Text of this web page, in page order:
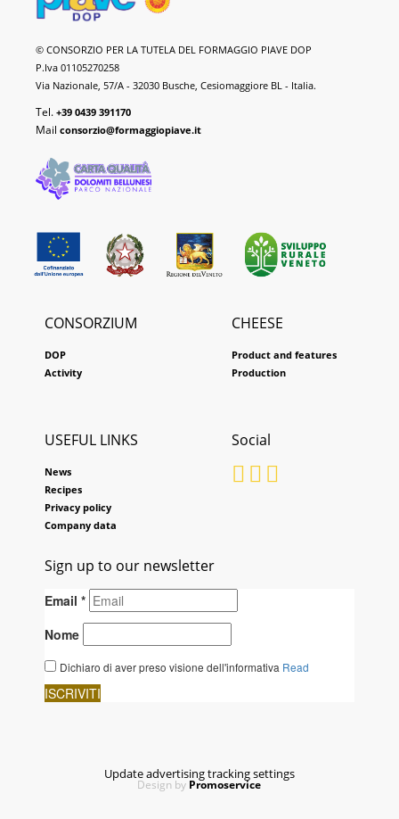
Piave
DOP
Cheese
© CONSORZIO PER LA TUTELA DEL FORMAGGIO PIAVE DOP
P.Iva 01105270258
Via Nazionale, 57/A - 32030 Busche, Cesiomaggiore BL - Italia.
Tel. +39 0439 391170
Mail consorzio@formaggiopiave.it
CONSORZIUM
DOP
Activity
CHEESE
Product and features
Production
Social
USEFUL LINKS
News
Recipes
Privacy policy
Company data
Sign up to our newsletter
Update advertising tracking settings
Design by Promoservice